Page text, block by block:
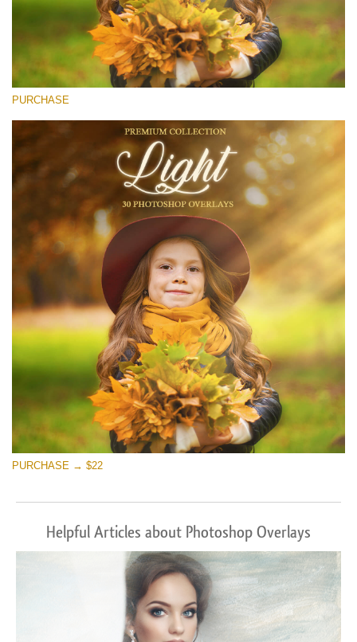
PURCHASE
PURCHASE → $22
Helpful Articles about Photoshop Overlays